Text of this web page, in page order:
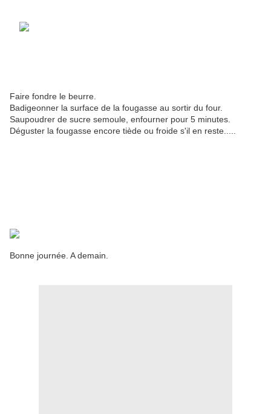
Faire fondre le beurre.
Badigeonner la surface de la fougasse au sortir du four.
Saupoudrer de sucre semoule, enfourner pour 5 minutes.
Déguster la fougasse encore tiède ou froide s'il en reste.....
Bonne journée. A demain.